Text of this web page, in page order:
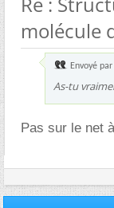
molécule
Envoyé par
As-tu
Pas sur le net